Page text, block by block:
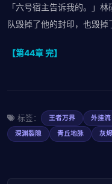
「六号宿主告诉我的。」
队毁掉了他的封印，也毁掉
【第44章 完】
标签： 王者万界 外挂流
深渊裂隙
青丘地脉 灰烬